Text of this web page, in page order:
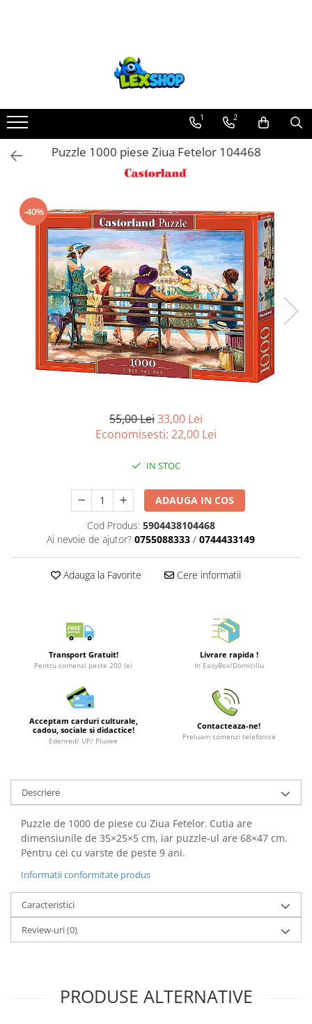
Board Games
Extensii boardgames
Card Games (jocuri cu carti)
Jocuri pentru toata familia
Party Games (jocuri de petrecere)
Jocuri pentru copii
Smart Games
Puzzle-uri logice
Jocuri cu miniaturi
Battletech
Final Girl - solo game
Miniaturi Arkham Horror
Accesorii pentru boardgames
Protectii carti (Sleeves)
Portofolii/ Clasoare pentru carti
The Army Painter
Merch Lex Hobby Store
Pop Culture
Sepci
Geek Stuff
Cani/Pahare
Brelocuri
Plusuri si papusi
Decoratiuni
Studio Ghibli/My Neighbor
Totoro/Kiki etc
Minecraft
Dragon Ball
1 2
Puzzle 1000 piese Ziua Fetelor 104468
-40%
55,00 Lei33,00 Lei
Economisesti: 22,00 Lei
IN STOC
ADAUGA IN COS
Cod Produs: 5904438104468
Ai nevoie de ajutor? 0755088333 / 0744433149
Adauga la Favorite Cere informatii
Transport Gratuit!
Pentru comenzi peste 200 lei
Livrare rapida !
In EasyBox/Domiciliu
Acceptam carduri culturale,
cadou, sociale si didactice!
Edenred/ UP/ Pluxee
Contacteaza-ne!
Preluam comenzi telefonice
Descriere
Puzzle de 1000 de piese cu Ziua Fetelor. Cutia are
dimensiunile de 35×25×5 cm, iar puzzle-ul are 68×47 cm.
Pentru cei cu varste de peste 9 ani.
Informatii conformitate produs
Caracteristici
Review-uri(0)
PRODUSE ALTERNATIVE